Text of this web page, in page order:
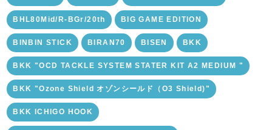
BHL80Mid/R-BGr/20th BIG GAME EDITION
BINBIN STICK BIRAN70 BISEN BKK
BKK "OCD TACKLE SYSTEM STATER KIT A2 MEDIUM "
BKK "Ozone Shield オゾンシールド（O3 Shield)"
BKK ICHIGO HOOK